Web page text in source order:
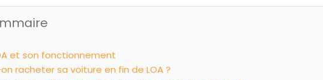
et son fonctionnement
racheter sa voiture en fin de LOA ?